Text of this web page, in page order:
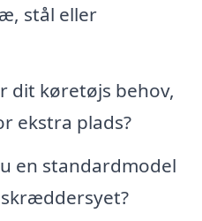
stål eller
dit køretøjs behov,
ekstra plads?
en standardmodel